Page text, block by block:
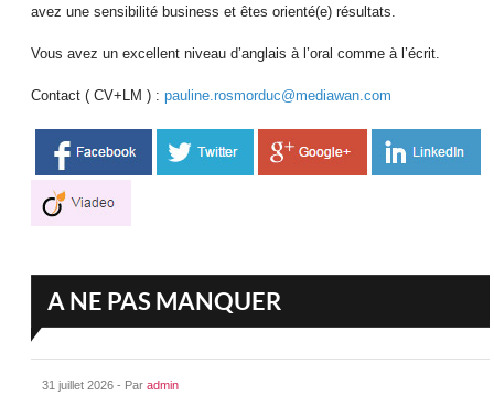
avez une sensibilité business et êtes orienté(e) résultats.
Vous avez un excellent niveau d’anglais à l’oral comme à l’écrit.
Contact ( CV+LM ) :pauline.rosmorduc@mediawan.com
A NE PAS MANQUER
31 juillet 2026 - Paradmin